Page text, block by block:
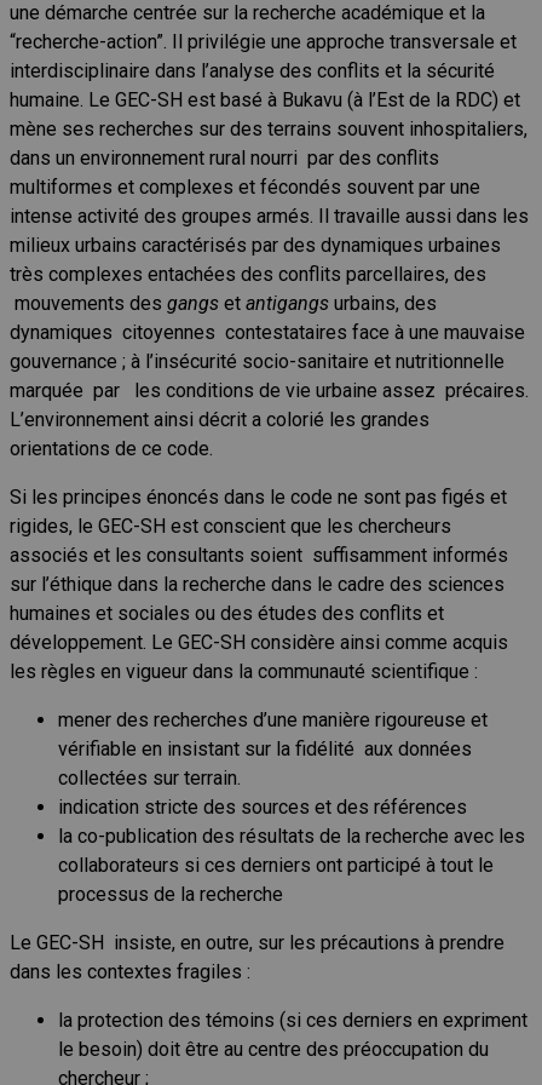
une démarche centrée sur la recherche académique et la
“recherche-action”. Il privilégie une approche transversale et
interdisciplinaire dans l’analyse des conflits et la sécurité
humaine. Le GEC-SH est basé à Bukavu (à l’Est de la RDC) et
mène ses recherches sur des terrains souvent inhospitaliers,
dans un environnement rural nourri par des conflits
multiformes et complexes et fécondés souvent par une
intense activité des groupes armés. Il travaille aussi dans les
milieux urbains caractérisés par des dynamiques urbaines
très complexes entachées des conflits parcellaires, des
mouvements des gangs et antigangs urbains, des
dynamiques citoyennes contestataires face à une mauvaise
gouvernance ; à l’insécurité socio-sanitaire et nutritionnelle
marquée par les conditions de vie urbaine assez précaires.
L’environnement ainsi décrit a colorié les grandes
orientations de ce code.
Si les principes énoncés dans le code ne sont pas figés et
rigides, le GEC-SH est conscient que les chercheurs
associés et les consultants soient suffisamment informés
sur l’éthique dans la recherche dans le cadre des sciences
humaines et sociales ou des études des conflits et
développement. Le GEC-SH considère ainsi comme acquis
les règles en vigueur dans la communauté scientifique :
mener des recherches d’une manière rigoureuse et
vérifiable en insistant sur la fidélité aux données
collectées sur terrain.
indication stricte des sources et des références
la co-publication des résultats de la recherche avec les
collaborateurs si ces derniers ont participé à tout le
processus de la recherche
Le GEC-SH insiste, en outre, sur les précautions à prendre
dans les contextes fragiles :
la protection des témoins (si ces derniers en expriment
le besoin) doit être au centre des préoccupation du
chercheur ;